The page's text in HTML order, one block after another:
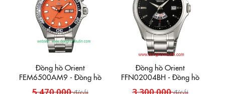
Đồng hồ Orient
FEM6500AM9 - Đồng hồ
dây inox HT34
Đồng hồ Orient
FFN02004BH - Đồng hồ
dây inox HT45